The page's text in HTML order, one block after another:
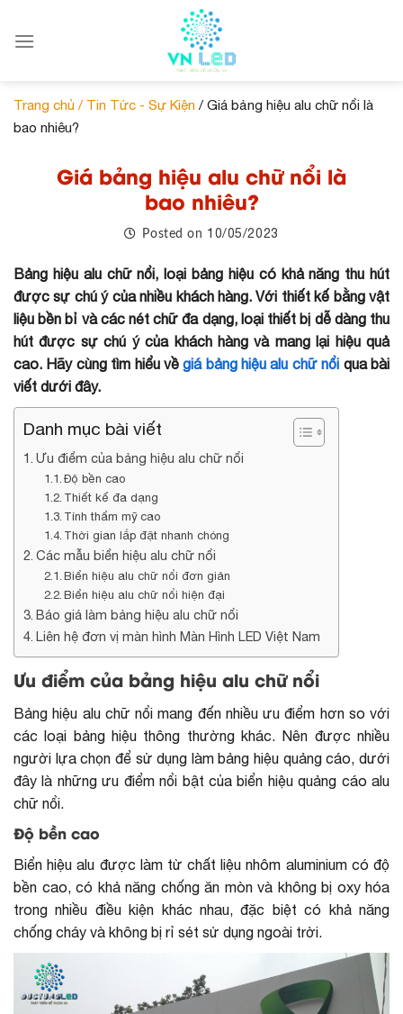
Trang chủ / Tin Tức - Sự Kiện / Giá bảng hiệu alu chữ nổi là
bao nhiêu?
Giá bảng hiệu alu chữ nổi là
bao nhiêu?
Posted on 10/05/2023
Bảng hiệu alu chữ nổi, loại bảng hiệu có khả năng thu hút
được sự chú ý của nhiều khách hàng. Với thiết kế bằng vật
liệu bền bỉ và các nét chữ đa dạng, loại thiết bị dễ dàng thu
hút được sự chú ý của khách hàng và mang lại hiệu quả
cao. Hãy cùng tìm hiểu vềgiá bảng hiệu alu chữ nổi qua bài
viết dưới đây.
Danh mục bài viết
Ưu điểm của bảng hiệu alu chữ nổi
Độ bền cao
Thiết kế đa dạng
Tính thẩm mỹ cao
Thời gian lắp đặt nhanh chóng
Các mẫu biển hiệu alu chữ nổi
Biển hiệu alu chữ nổi đơn giản
Biển hiệu alu chữ nổi hiện đại
Báo giá làm bảng hiệu alu chữ nổi
Liên hệ đơn vị màn hình Màn Hình LED Việt Nam
Ưu điểm của bảng hiệu alu chữ nổi
Bảng hiệu alu chữ nổi mang đến nhiều ưu điểm hơn so với
các loại bảng hiệu thông thường khác. Nên được nhiều
người lựa chọn để sử dụng làm bảng hiệu quảng cáo, dưới
đây là những ưu điểm nổi bật của biển hiệu quảng cáo alu
chữ nổi.
Độ bền cao
Biển hiệu alu được làm từ chất liệu nhôm aluminium có độ
bền cao, có khả năng chống ăn mòn và không bị oxy hóa
trong nhiều điều kiện khác nhau, đặc biệt có khả năng
chống cháy và không bị rỉ sét sử dụng ngoài trời.